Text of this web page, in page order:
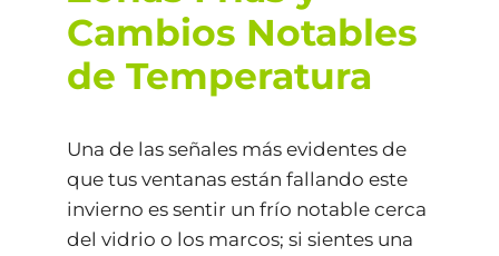
Cambios Notables
de Temperatura
Una de las señales más evidentes de
que tus ventanas están fallando este
invierno es sentir un frío notable cerca
del vidrio o los marcos; si sientes una